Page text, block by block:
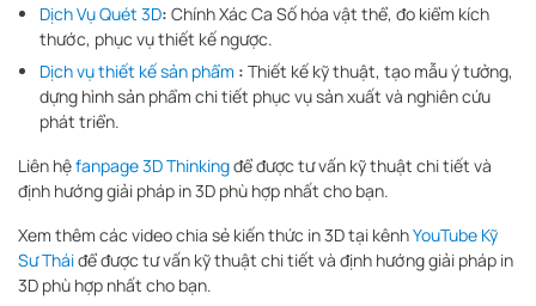
Dịch Vụ Quét 3D: Chính Xác Ca Số hóa vật thể, đo kiểm kích
thước, phục vụ thiết kế ngược.
Dịch vụ thiết kế sản phẩm : Thiết kế kỹ thuật, tạo mẫu ý tưởng,
dựng hình sản phẩm chi tiết phục vụ sản xuất và nghiên cứu
phát triển.
Liên hệfanpage 3D Thinkingđể được tư vấn kỹ thuật chi tiết và
định hướng giải pháp in 3D phù hợp nhất cho bạn.
Xem thêm các video chia sẻ kiến thức in 3D tại kênhYouTube Kỹ
Sư Tháiđể được tư vấn kỹ thuật chi tiết và định hướng giải pháp in
3D phù hợp nhất cho bạn.